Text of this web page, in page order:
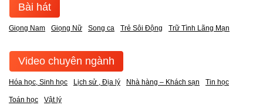
Bài hát
Giọng Nam Giọng Nữ Song ca Trẻ Sôi Động Trữ Tình Lãng Mạn
Video chuyên ngành
Hóa học, Sinh học Lịch sử , Địa lý Nhà hàng – Khách sạn Tin học
Toán học Vật lý